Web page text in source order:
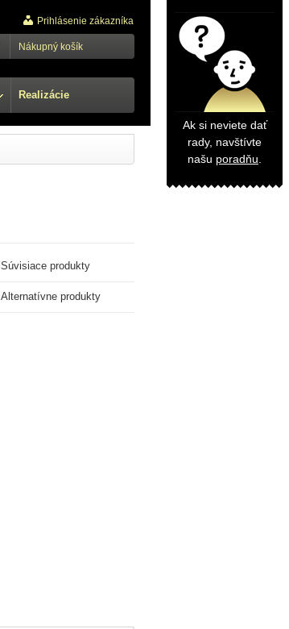
Realizácie
Prihlásenie zákazníka
Nákupný košík
Ak si neviete dať
rady, navštívte
našu poradňu
Súvisiace produkty
Alternatívne produkty